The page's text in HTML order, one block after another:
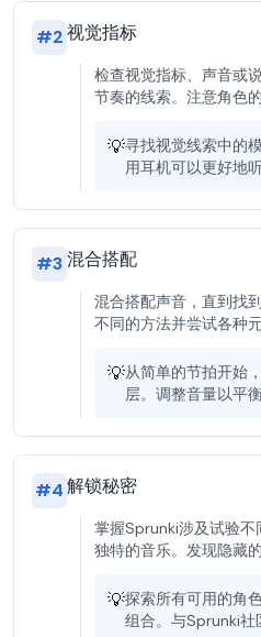
#2视觉指标
检查视觉指标、声音或
节奏的线索。注意角色
💡寻找视觉线索中的
用耳机可以更好地
#3混合搭配
混合搭配声音，直到找
不同的方法并尝试各种元
💡从简单的节拍开始
层。调整音量以平
#4解锁秘密
掌握Sprunki涉及试验不
独特的音乐。发现隐藏
💡探索所有可用的角
组合。与Sprunki社